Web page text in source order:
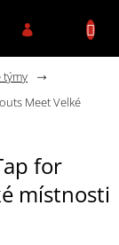
týmy
Meet Velké
for
místnosti